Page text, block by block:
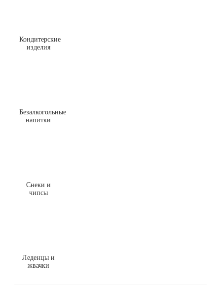
Кондитерские
изделия
Безалкогольные
напитки
Снеки и
чипсы
Леденцы и
жвачки